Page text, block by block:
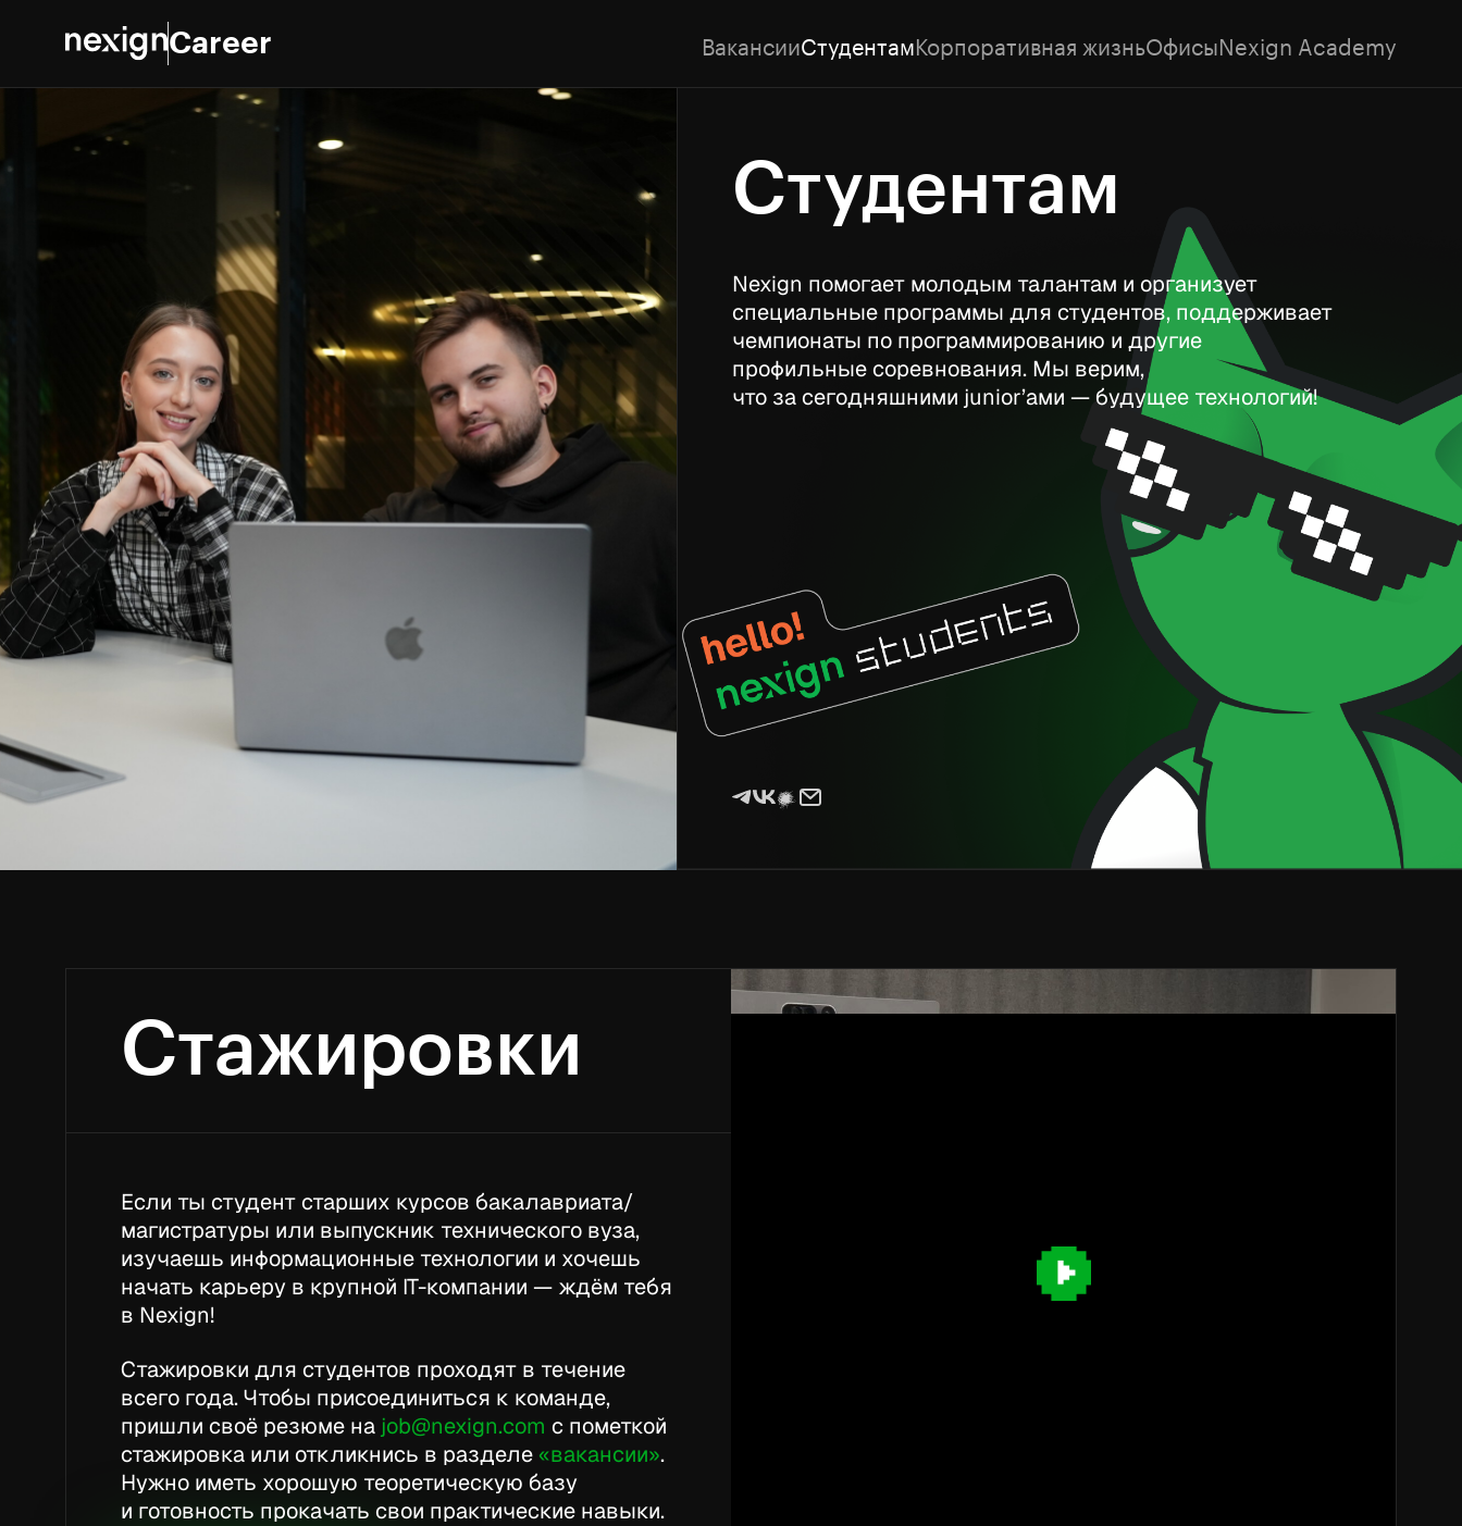
Career ВакансииСтудентамКорпоративная жизньОфисыNexign Academy
Студентам
Nexign помогает молодым талантам и организует
специальные программы для студентов, поддерживает
чемпионаты по программированию и другие
профильные соревнования. Мы верим,
что за сегодняшними junior’ами — будущее технологий!
Cтажировки
Если ты студент старших курсов бакалавриата/
магистратуры или выпускник технического вуза,
изучаешь информационные технологии и хочешь
начать карьеру в крупной IT-компании — ждём тебя
в Nexign!
Стажировки для студентов проходят в течение
всего года. Чтобы присоединиться к команде,
пришли своё резюме на job@nexign.com с пометкой
стажировка или откликнись в разделе «вакансии».
Нужно иметь хорошую теоретическую базу
и готовность прокачать свои практические навыки.
Play